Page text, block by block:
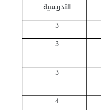
التدريسية
3
3
3
4